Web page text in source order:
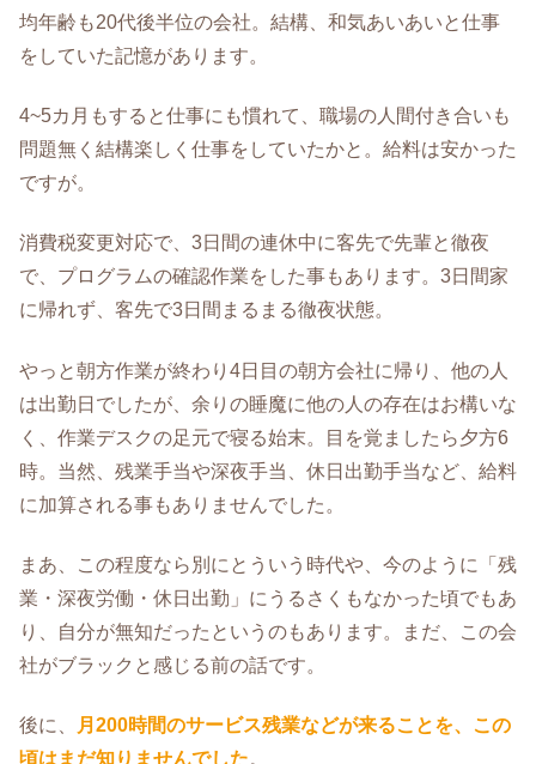
均年齢も20代後半位の会社。結構、和気あいあいと仕事
をしていた記憶があります。
4~5カ月もすると仕事にも慣れて、職場の人間付き合いも
問題無く結構楽しく仕事をしていたかと。給料は安かった
ですが。
消費税変更対応で、3日間の連休中に客先で先輩と徹夜
で、プログラムの確認作業をした事もあります。3日間家
に帰れず、客先で3日間まるまる徹夜状態。
やっと朝方作業が終わり4日目の朝方会社に帰り、他の人
は出勤日でしたが、余りの睡魔に他の人の存在はお構いな
く、作業デスクの足元で寝る始末。目を覚ましたら夕方6
時。当然、残業手当や深夜手当、休日出勤手当など、給料
に加算される事もありませんでした。
まあ、この程度なら別にとういう時代や、今のように「残
業・深夜労働・休日出勤」にうるさくもなかった頃でもあ
り、自分が無知だったというのもあります。まだ、この会
社がブラックと感じる前の話です。
後に、
月200時間のサービス残業などが来ることを、この
頃はまだ知りませんでした。